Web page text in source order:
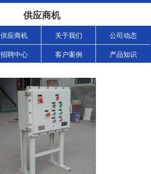
供应商机
供应商机 关于我们 公司动态
招聘中心 客户案例 产品知识